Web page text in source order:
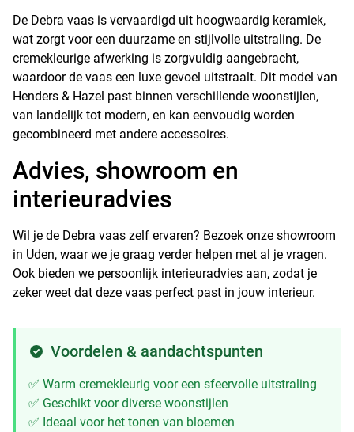
De Debra vaas is vervaardigd uit hoogwaardig keramiek,
wat zorgt voor een duurzame en stijlvolle uitstraling. De
cremekleurige afwerking is zorgvuldig aangebracht,
waardoor de vaas een luxe gevoel uitstraalt. Dit model van
Henders & Hazel past binnen verschillende woonstijlen,
van landelijk tot modern, en kan eenvoudig worden
gecombineerd met andere accessoires.
Advies, showroom en
interieuradvies
Wil je de Debra vaas zelf ervaren? Bezoek onze showroom
in Uden, waar we je graag verder helpen met al je vragen.
Ook bieden we persoonlijk interieuradvies aan, zodat je
zeker weet dat deze vaas perfect past in jouw interieur.
Voordelen & aandachtspunten
✅ Warm cremekleurig voor een sfeervolle uitstraling
✅ Geschikt voor diverse woonstijlen
✅ Ideaal voor het tonen van bloemen